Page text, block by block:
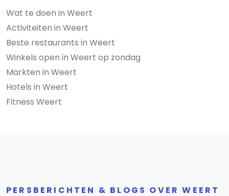
Wat te doen in Weert
Activiteiten in Weert
Beste restaurants in Weert
Winkels open in Weert op zondag
Markten in Weert
Hotels in Weert
Fitness Weert
PERSBERICHTEN & BLOGS OVER WEERT